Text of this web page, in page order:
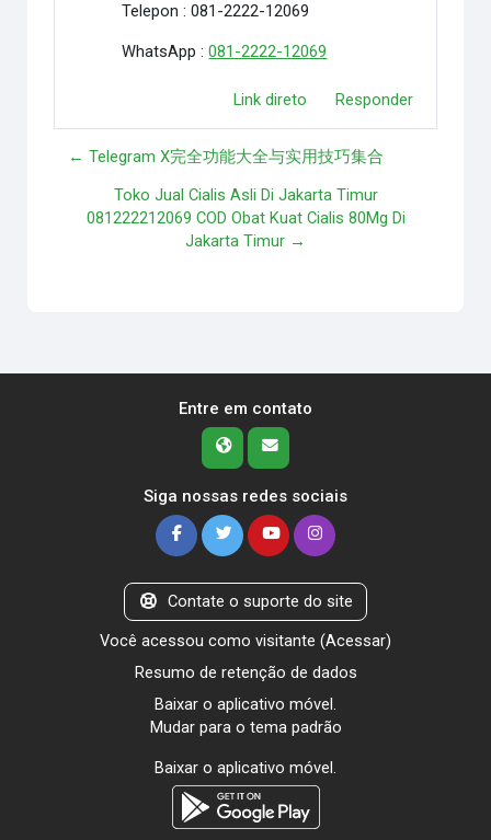
Telepon : 081-2222-12069
WhatsApp :081-2222-12069
Link direto Responder
← Telegram X完全功能大全与实用技巧集合
Toko Jual Cialis Asli Di Jakarta Timur
081222212069 COD Obat Kuat Cialis 80Mg Di
Jakarta Timur →
Entre em contato
Siga nossas redes sociais
Contate o suporte do site
Você acessou como visitante (Acessar)
Resumo de retenção de dados
Baixar o aplicativo móvel.
Mudar para o tema padrão
Baixar o aplicativo móvel.